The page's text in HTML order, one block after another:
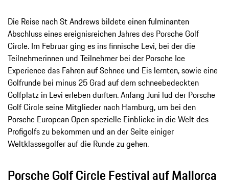
Die Reise nach St Andrews bildete einen fulminanten
Abschluss eines ereignisreichen Jahres des Porsche Golf
Circle. Im Februar ging es ins finnische Levi, bei der die
Teilnehmerinnen und Teilnehmer bei der Porsche Ice
Experience das Fahren auf Schnee und Eis lernten, sowie eine
Golfrunde bei minus 25 Grad auf dem schneebedeckten
Golfplatz in Levi erleben durften. Anfang Juni lud der Porsche
Golf Circle seine Mitglieder nach Hamburg, um bei den
Porsche European Open spezielle Einblicke in die Welt des
Profigolfs zu bekommen und an der Seite einiger
Weltklassegolfer auf die Runde zu gehen.
Porsche Golf Circle Festival auf Mallorca